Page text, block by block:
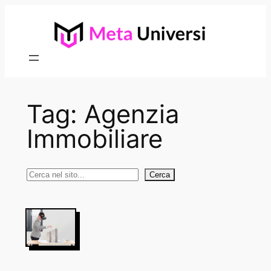
Tag: Agenzia
Immobiliare
Cerca Cerca